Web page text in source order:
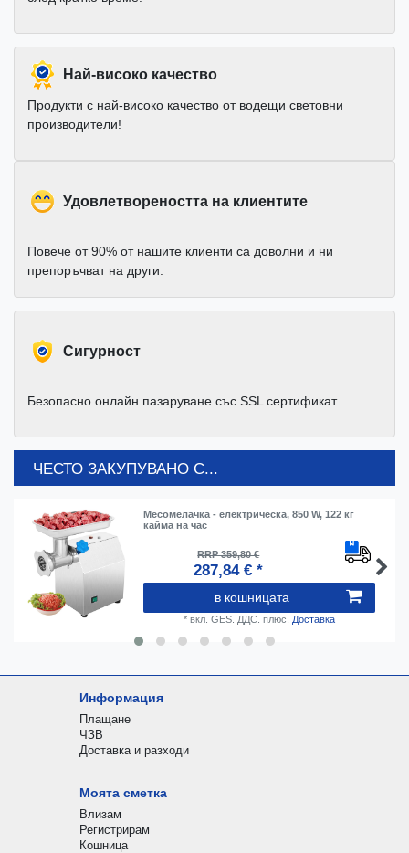
Най-високо качество
Продукти с най-високо качество от водещи световни
производители!
Удовлетвореността на клиентите
Повече от 90% от нашите клиенти са доволни и ни
препоръчват на други.
Cигурност
Безопасно онлайн пазаруване със SSL сертификат.
ЧЕСТО ЗАКУПУВАНО С...
Месомелачка - електрическа, 850 W, 122 кг
кайма на час
RRP 359,80 €
287,84 € *
в кошницата
* вкл. GES. ДДС. плюс. Доставка
Информация
Плащане
ЧЗВ
Доставка и разходи
Моята сметка
Влизам
Регистрирам
Кошница